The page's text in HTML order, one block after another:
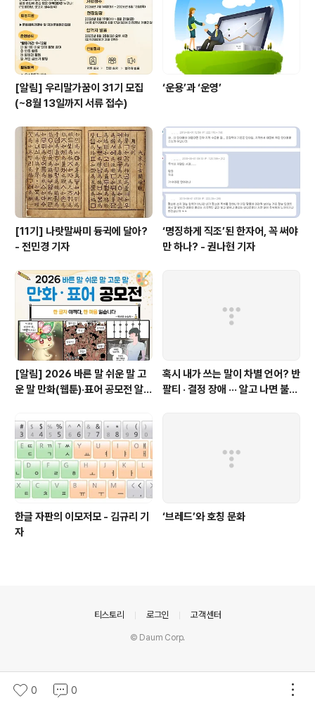
[알림] 우리말가꿈이 31기 모집
(~8월 13일까지 서류 접수)
‘운용’과 ‘운영’
[11기] 나랏말싸미 듕귁에 달아?
- 전민경 기자
‘명징하게 직조’된 한자어, 꼭 써야
만 하나? - 권나현 기자
[알림] 2026 바른 말 쉬운 말 고
운 말 만화(웹툰)·표어 공모전 알림
혹시 내가 쓰는 말이 차별 언어? 반
팔티 · 결정 장애 ··· 알고 나면 불편
한글 자판의 이모저모 - 김규리 기
자
‘브레드’와 호칭 문화
0 0
티스토리 로그인 고객센터
© Daum Corp.